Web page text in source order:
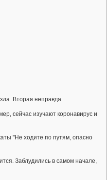
Вторая неправда.
сейчас изучают коронавирус и
"Не ходите по путям, опасно
Заблудились в самом начале,